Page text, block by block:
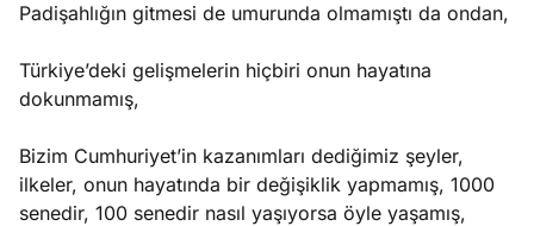
Padişahlığın gitmesi de umurunda olmamıştı da ondan,
Türkiye’deki gelişmelerin hiçbiri onun hayatına
dokunmamış,
Bizim Cumhuriyet’in kazanımları dediğimiz şeyler,
ilkeler, onun hayatında bir değişiklik yapmamış, 1000
senedir, 100 senedir nasıl yaşıyorsa öyle yaşamış,